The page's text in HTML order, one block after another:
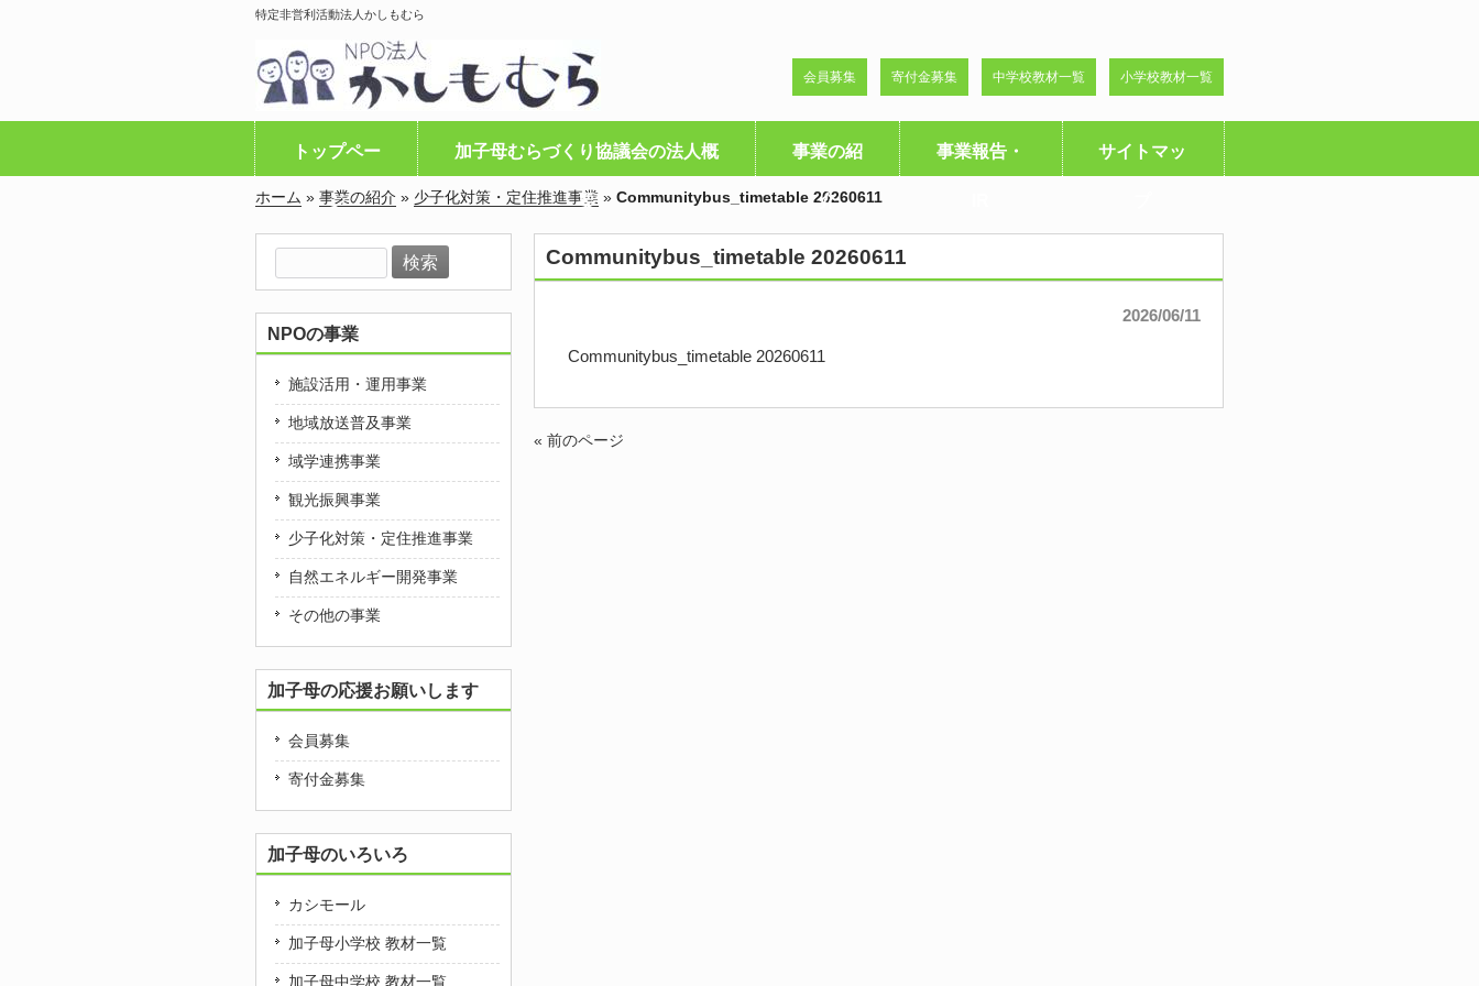
特定非営利活動法人かしもむら
会員募集 寄付金募集 中学校教材一覧 小学校教材一覧
トップペー
ジ
加子母むらづくり協議会の法人概
要
事業の紹
介
事業報告・ サイトマッ
ホーム » 事業の紹介 » 少子化対策・定住推進事業 » Communitybus_timetable 20260611
Communitybus_timetable 20260611
2026/06/11
Communitybus_timetable 20260611
« 前のページ
検
索:
NPOの事業
施設活用・運用事業
地域放送普及事業
域学連携事業
観光振興事業
少子化対策・定住推進事業
自然エネルギー開発事業
その他の事業
加子母の応援お願いします
会員募集
寄付金募集
加子母のいろいろ
カシモール
加子母小学校 教材一覧
加子母中学校 教材一覧